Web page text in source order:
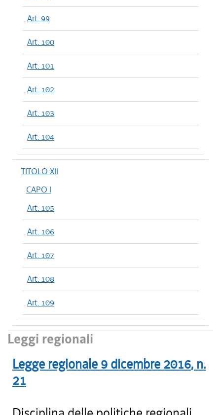
Art. 99
Art. 100
Art. 101
Art. 102
Art. 103
Art. 104
TITOLO XII
CAPO I
Art. 105
Art. 106
Art. 107
Art. 108
Art. 109
Leggi regionali
Legge regionale 9 dicembre 2016, n.
21